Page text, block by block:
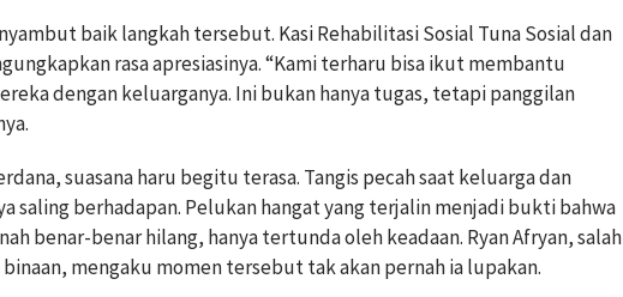
baik langkah tersebut. Kasi Rehabilitasi Sosial Tuna Sosial dan
rasa apresiasinya. “Kami terharu bisa ikut membantu
dengan keluarganya. Ini bukan hanya tugas, tetapi panggilan
suasana haru begitu terasa. Tangis pecah saat keluarga dan
saling berhadapan. Pelukan hangat yang terjalin menjadi bukti bahwa
benar-benar hilang, hanya tertunda oleh keadaan. Ryan Afryan, salah
mengaku momen tersebut tak akan pernah ia lupakan.